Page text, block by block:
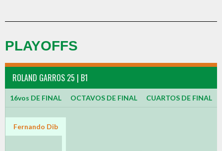
PLAYOFFS
ROLAND GARROS 25 | B1
16vos DE FINAL OCTAVOS DE FINAL CUARTOS DE FINAL
Fernando Dib